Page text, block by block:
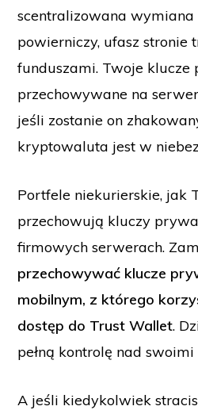
scentralizowana
powierniczy, ufasz stronie
funduszami. Twoje klucze
przechowywane na
jeśli zostanie on
kryptowaluta jest w
Portfele niekurierskie, jak
przechowują kluczy
firmowych serwerach.
przechowywać klucze
mobilnym, z którego
dostęp do Trust Wallet.
pełną kontrolę nad
A jeśli kiedykolwiek